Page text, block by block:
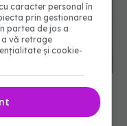
avansate
caracter personal în
prin gestionarea
partea de jos a
a vă retrage
și cookie-